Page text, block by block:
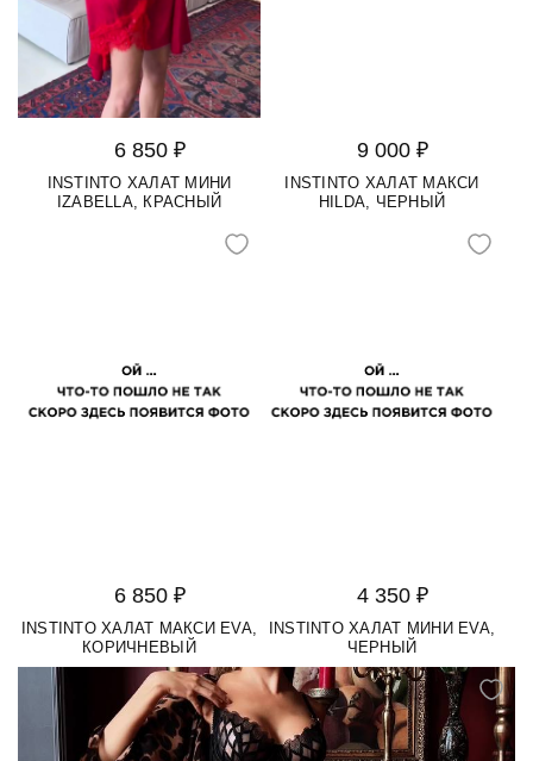
6 850 ₽
INSTINTO ХАЛАТ МИНИ
IZABELLA, КРАСНЫЙ
9 000 ₽
INSTINTO ХАЛАТ МАКСИ
HILDA, ЧЕРНЫЙ
6 850 ₽
INSTINTO ХАЛАТ МАКСИ EVA,
КОРИЧНЕВЫЙ
4 350 ₽
INSTINTO ХАЛАТ МИНИ EVA,
ЧЕРНЫЙ